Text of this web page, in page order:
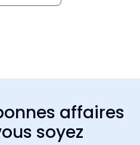
affaires
soyez